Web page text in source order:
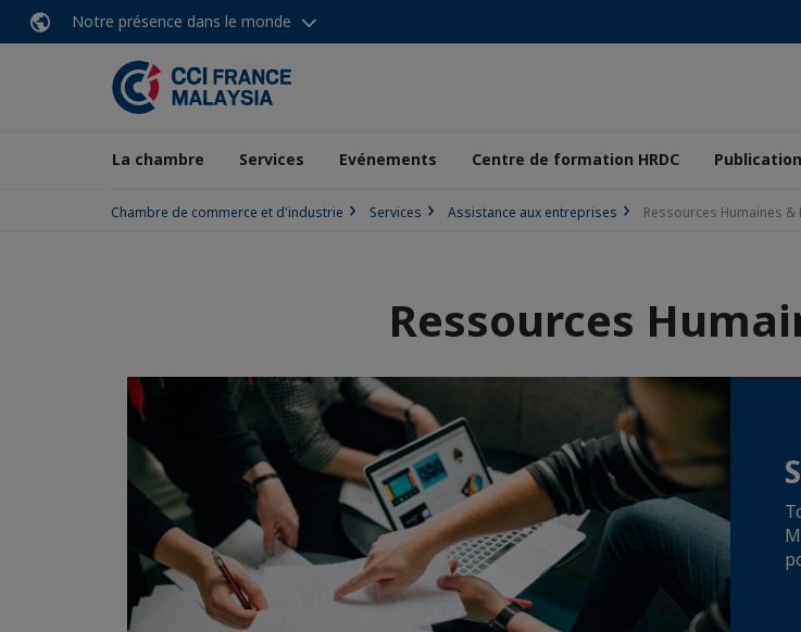
Notre présence dans le monde
La chambre Services Evénements Centre de formation HRDC
Chambre de commerce et d'industrie Services Assistance aux entreprises Ressources Humaines &
Ressources